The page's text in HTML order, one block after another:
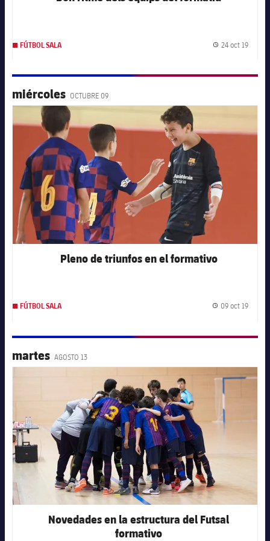
FÚTBOL SALA 24 oct 19
miércoles OCTUBRE 09
FC Barcelona club badge
Pleno de triunfos en el formativo
FÚTBOL SALA 09 oct 19
martes AGOSTO 13
Novedades en la estructura del Futsal
formativo